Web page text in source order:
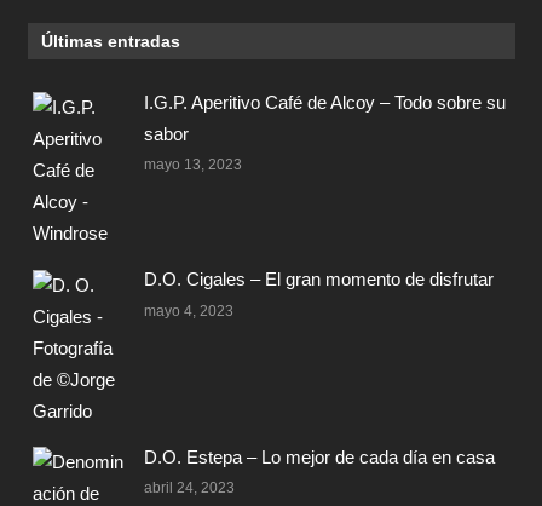
Últimas entradas
I.G.P. Aperitivo Café de Alcoy – Todo sobre su
sabor
mayo 13, 2023
D.O. Cigales – El gran momento de disfrutar
mayo 4, 2023
D.O. Estepa – Lo mejor de cada día en casa
abril 24, 2023